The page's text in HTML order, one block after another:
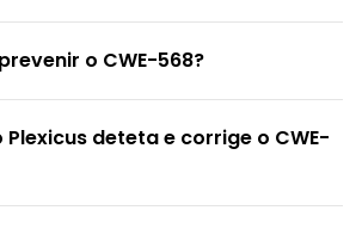
o CWE-568?
Plexicus deteta e corrige o CWE-